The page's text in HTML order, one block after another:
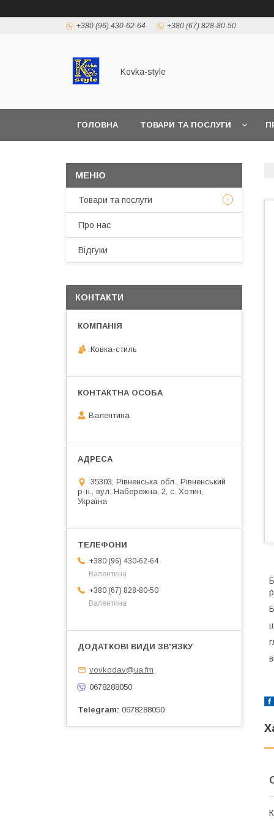
+380 (96) 430-62-64 +380 (67) 828-80-50
Kovka-style
ГОЛОВНА ТОВАРИ ТА ПОСЛУГИ
Товари та послуги
Про нас
Відгуки
КОНТАКТИ
Ковка-стиль
Валентина
35303, Рівненська обл., Рівненський
р-н., вул. Набережна, 2, с. Хотин,
Україна
+380 (96) 430-62-64
Валентина
+380 (67) 828-80-50
Валентина
vovkodav@ua.fm
0678288050
Telegram 0678288050